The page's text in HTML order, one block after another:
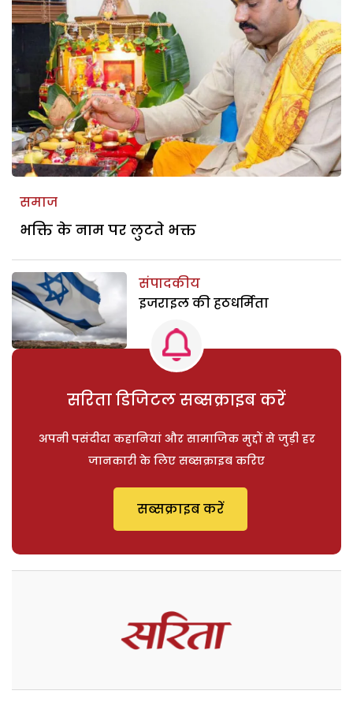
समाज
भक्ति के नाम पर लुटते भक्त
संपादकीय
इजराइल की हठधर्मिता
सरिता डिजिटल सब्सक्राइब करें
अपनी पसंदीदा कहानियां और सामाजिक मुद्दों से जुड़ी हर
जानकारी के लिए सब्सक्राइब करिए
सब्सक्राइब करें